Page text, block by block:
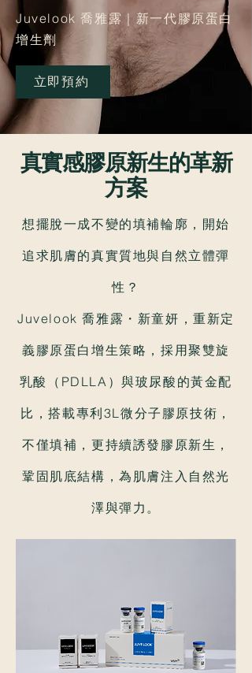
Juvelook 喬雅露｜新一代膠原蛋白
增生劑
立即預約
真實感膠原新生的革新
方案
想擺脫一成不變的填補輪廓，開始
追求肌膚的真實質地與自然立體彈
性？
Juvelook 喬雅露・新童妍，重新定
義膠原蛋白增生策略，採用聚雙旋
乳酸（PDLLA）與玻尿酸的黃金配
比，搭載專利3L微分子膠原技術，
不僅填補，更持續誘發膠原新生，
鞏固肌底結構，為肌膚注入自然光
澤與彈力。